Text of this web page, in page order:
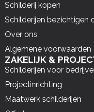
Schilderij kopen
Schilderijen bezichtigen
Over ons
Algemene voorwaarden
ZAKELIJK &
Schilderijen voor
Projectinrichting
Maatwerk schilderijen